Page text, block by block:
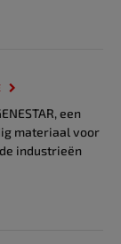
een
materiaal voor
industrieën